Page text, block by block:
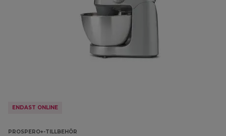
ENDAST ONLINE
PROSPERO+-TILLBEHÖR